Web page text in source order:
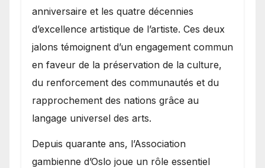
anniversaire et les quatre décennies
d’excellence artistique de l’artiste. Ces deux
jalons témoignent d’un engagement commun
en faveur de la préservation de la culture,
du renforcement des communautés et du
rapprochement des nations grâce au
langage universel des arts.
​Depuis quarante ans, l’Association
gambienne d’Oslo joue un rôle essentiel